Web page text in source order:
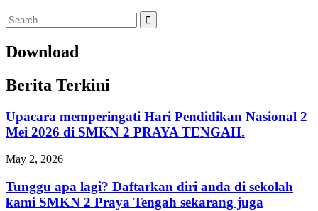
Search
for:
Download
Berita Terkini
Upacara memperingati Hari Pendidikan Nasional 2
Mei 2026 di SMKN 2 PRAYA TENGAH.
May 2, 2026
Tunggu apa lagi? Daftarkan diri anda di sekolah
kami SMKN 2 Praya Tengah sekarang juga